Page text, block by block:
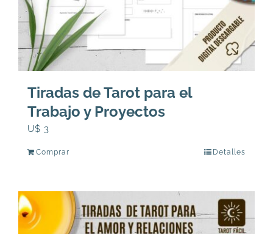
Tiradas de Tarot para el
Trabajo y Proyectos
U$ 3
Comprar Detalles